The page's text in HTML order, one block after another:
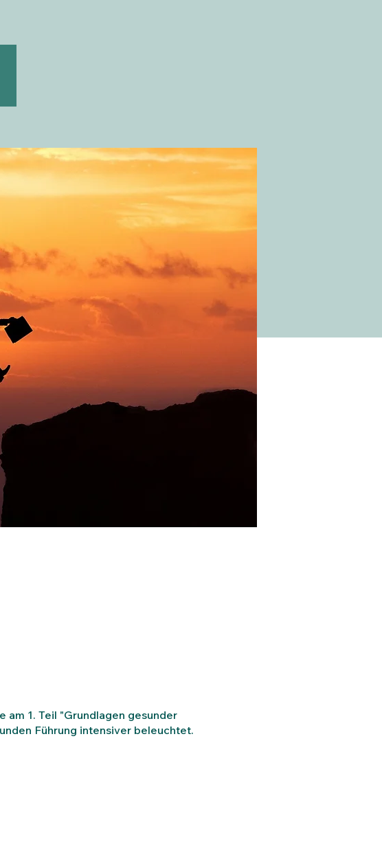
1. Teil "Grundlagen gesunder
Führung intensiver beleuchtet.